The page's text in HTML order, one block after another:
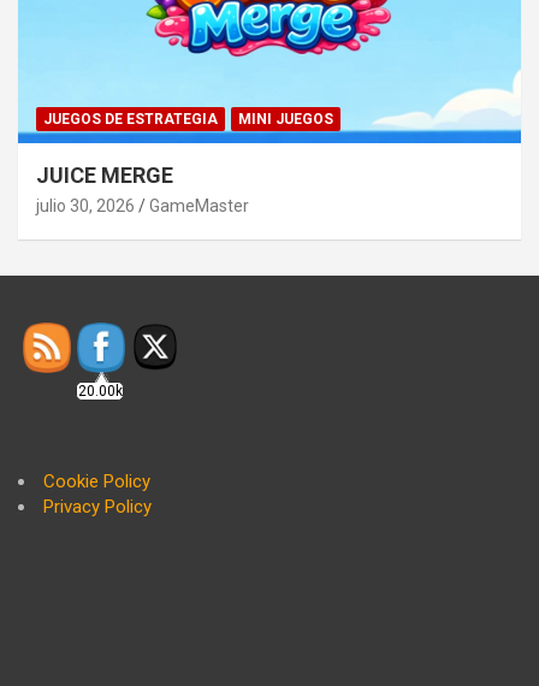
JUEGOS DE ESTRATEGIA MINI JUEGOS
JUICE MERGE
julio 30, 2026 GameMaster
20.00k
Cookie Policy
Privacy Policy